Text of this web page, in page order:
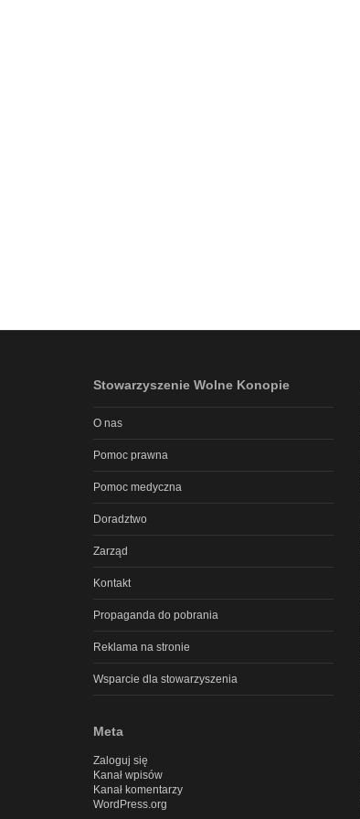
Stowarzyszenie Wolne Konopie
O nas
Pomoc prawna
Pomoc medyczna
Doradztwo
Zarząd
Kontakt
Propaganda do pobrania
Reklama na stronie
Wsparcie dla stowarzyszenia
Meta
Zaloguj się
Kanał wpisów
Kanał komentarzy
WordPress.org